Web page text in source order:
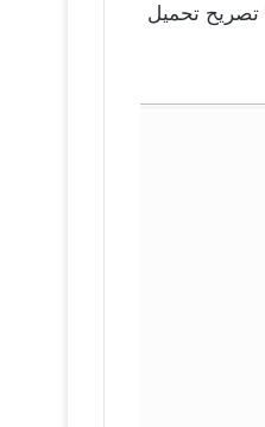
تصريح تحميل